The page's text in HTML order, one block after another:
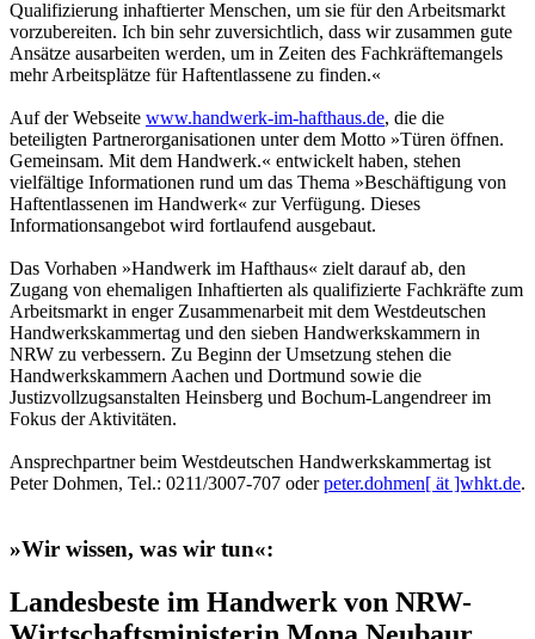
Qualifizierung inhaftierter Menschen, um sie für den Arbeitsmarkt
vorzubereiten. Ich bin sehr zuversichtlich, dass wir zusammen gute
Ansätze ausarbeiten werden, um in Zeiten des Fachkräftemangels
mehr Arbeitsplätze für Haftentlassene zu finden.«
Auf der Webseite www.handwerk-im-hafthaus.de, die die
beteiligten Partnerorganisationen unter dem Motto »Türen öffnen.
Gemeinsam. Mit dem Handwerk.« entwickelt haben, stehen
vielfältige Informationen rund um das Thema »Beschäftigung von
Haftentlassenen im Handwerk« zur Verfügung. Dieses
Informationsangebot wird fortlaufend ausgebaut.
Das Vorhaben »Handwerk im Hafthaus« zielt darauf ab, den
Zugang von ehemaligen Inhaftierten als qualifizierte Fachkräfte zum
Arbeitsmarkt in enger Zusammenarbeit mit dem Westdeutschen
Handwerkskammertag und den sieben Handwerkskammern in
NRW zu verbessern. Zu Beginn der Umsetzung stehen die
Handwerkskammern Aachen und Dortmund sowie die
Justizvollzugsanstalten Heinsberg und Bochum-Langendreer im
Fokus der Aktivitäten.
Ansprechpartner beim Westdeutschen Handwerkskammertag ist
Peter Dohmen, Tel.: 0211/3007-707 oderpeter.dohmen[ ät ]whkt.de.
»Wir wissen, was wir tun«:
Landesbeste im Handwerk von NRW-